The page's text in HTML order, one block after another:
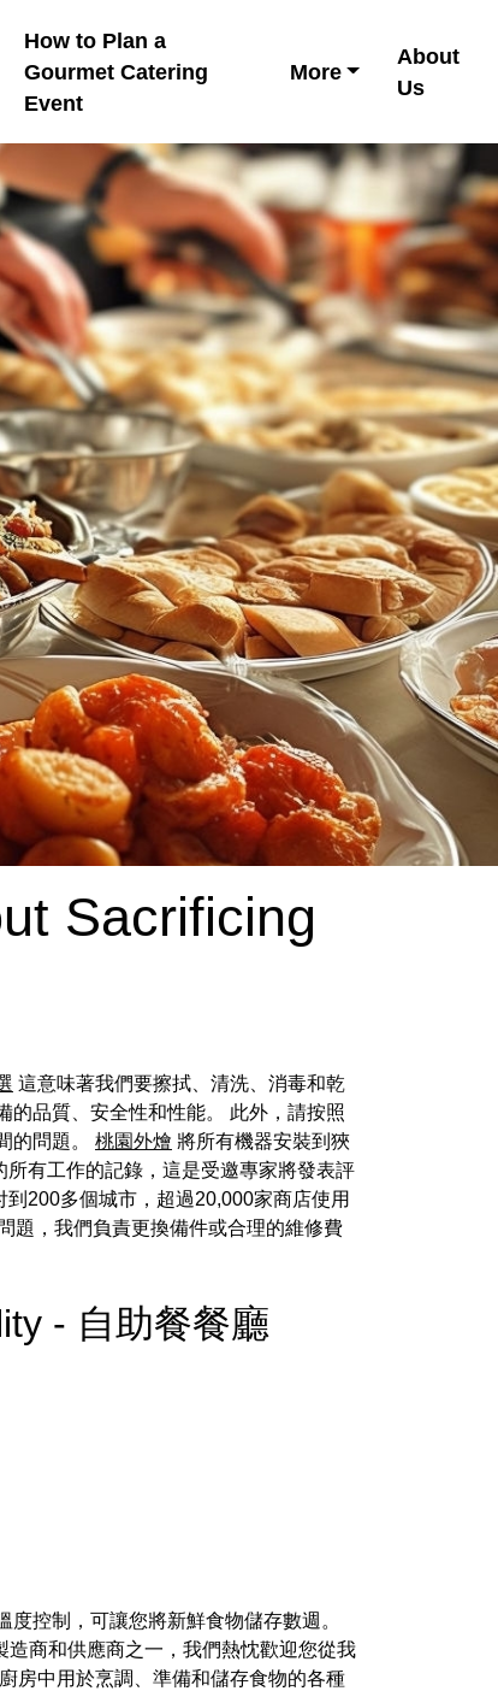
How to Plan a
Gourmet Catering
Event
More
About
Us
Sacrificing
這意味著我們要擦拭、清洗、消毒和乾
的品質、安全性和性能。 此外，請按照
的問題。 桃園外燴 將所有機器安裝到狹
有工作的記錄，這是受邀專家將發表評
到200多個城市，超過20,000家商店使用
題，我們負責更換備件或合理的維修費
- 自助餐餐廳
控制，可讓您將新鮮食物儲存數週。
商和供應商之一，我們熱忱歡迎您從我
房中用於烹調、準備和儲存食物的各種